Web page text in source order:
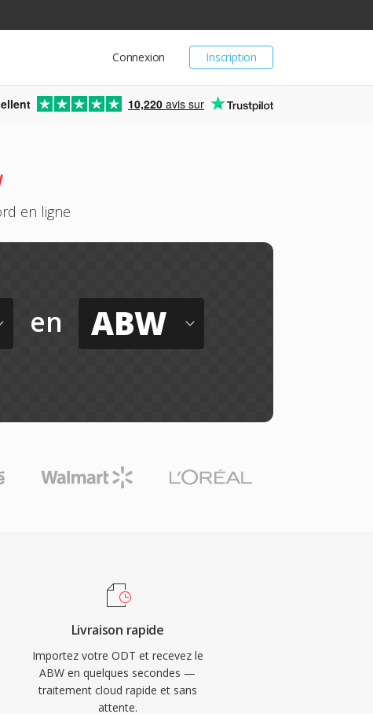
Inscription
Connexion
10,220 avis sur
en ligne
en ABW
Livraison rapide
Importez votre ODT et recevez le
ABW en quelques secondes —
traitement cloud rapide et sans
attente.